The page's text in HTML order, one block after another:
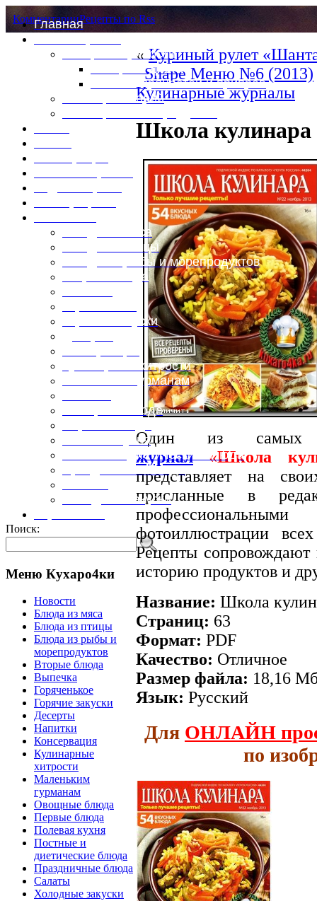
Главная
Специи и пряности
Специи и диета
Каталог пряностей и приправ
Таблица калорий
Блюда из мяса
Блюда из птицы
Блюда из рыбы и морепродуктов
Вторые блюда
Горячие закуски
Кулинарные хитрости
Маленьким гурманам
Овощные блюда
Полевая кухня
Постные и диетические блюда
Праздничные блюда
Холодные закуски
КомментарииРецепты по Rss
Поиск:
Меню Кухаро4ки
Новости
Блюда из мяса
Блюда из птицы
Блюда из рыбы и
морепродуктов
Вторые блюда
Выпечка
Горяченькое
Горячие закуски
Десерты
Напитки
Консервация
Кулинарные
хитрости
Маленьким
гурманам
Овощные блюда
Первые блюда
Полевая кухня
Постные и
диетические блюда
Праздничные блюда
Салаты
Холодные закуски
«Куриный рулет
Shape Меню №6 (2013)
Кулинарные журналы
Школа
Один из самых
журнал
«Школа
представляет на
присланные в
фотоиллюстрации
Рецепты сопровождают
историю продуктов и
Название: Школа
Страниц: 63
Формат: PDF
Качество: Отличное
Размер файла: 18,16
Язык: Русский
Для ОНЛАЙН
по